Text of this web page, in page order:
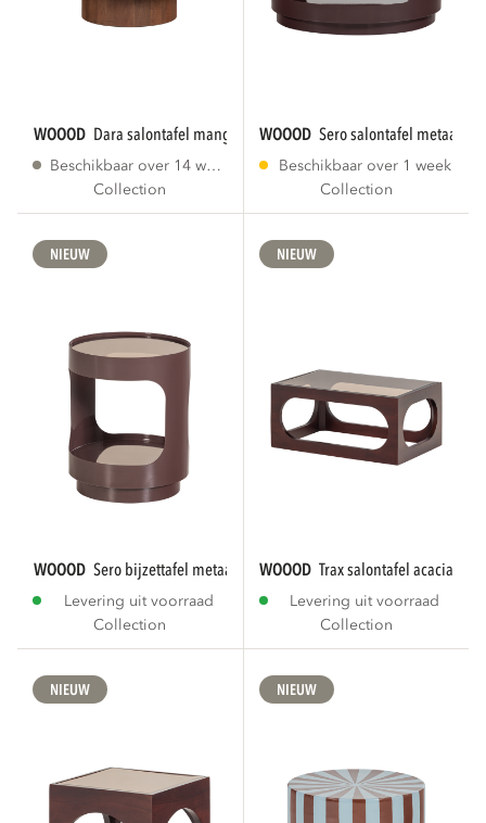
WOOOD dara salontafel mangohout bruin
Beschikbaar over 14 weken
Collection
WOOOD sero salontafel metaal/
Beschikbaar over 1 week
Collection
NIEUW
WOOOD sero bijzettafel metaal/glas bruin
Levering uit voorraad
Collection
NIEUW
WOOOD trax salontafel
Levering uit voorraad
Collection
NIEUW NIEUW